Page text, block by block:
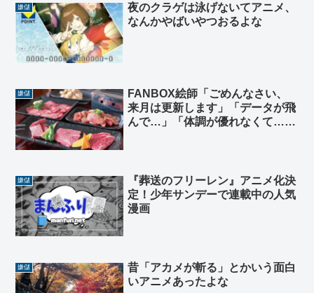
嫌儲
夜のクラゲは泳げないてアニメ、
なんかやばいやつおるよな
嫌儲
FANBOX絵師「ごめんなさい、
来月は更新します」「データが飛
んで…」「体調が優れなくて…」
嫌儲
『葬送のフリーレン』アニメ化決
定！少年サンデーで連載中の人気
漫画
嫌儲
昔「アカメが斬る」とかいう面白
いアニメあったよな